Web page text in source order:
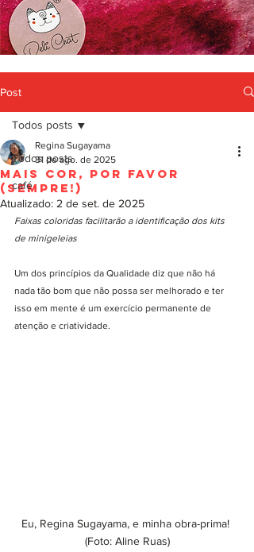
Post
Todos posts
café
Todos posts
Mais Cor, Por Favor
(sempre!)
Regina Sugayama
31 de ago. de 2025
Atualizado: 2 de set. de 2025
Faixas coloridas facilitarão a identificação dos kits
de minigeleias
Um dos princípios da Qualidade diz que não há
nada tão bom que não possa ser melhorado e ter
isso em mente é um exercício permanente de
atenção e criatividade.
Eu, Regina Sugayama, e minha obra-prima!
(Foto: Aline Ruas)